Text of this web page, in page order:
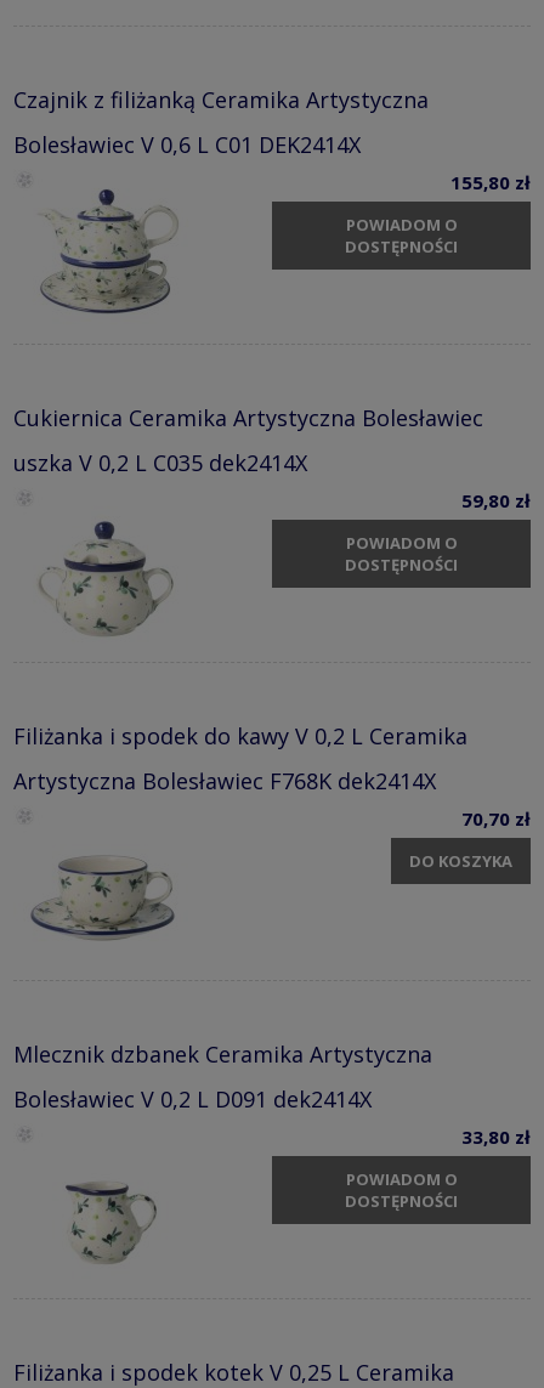
Czajnik z filiżanką Ceramika Artystyczna
Bolesławiec V 0,6 L C01 DEK2414X
155,80 zł
POWIADOM O
DOSTĘPNOŚCI
Cukiernica Ceramika Artystyczna Bolesławiec
uszka V 0,2 L C035 dek2414X
59,80 zł
POWIADOM O
DOSTĘPNOŚCI
Filiżanka i spodek do kawy V 0,2 L Ceramika
Artystyczna Bolesławiec F768K dek2414X
70,70 zł
DO KOSZYKA
Mlecznik dzbanek Ceramika Artystyczna
Bolesławiec V 0,2 L D091 dek2414X
33,80 zł
POWIADOM O
DOSTĘPNOŚCI
Filiżanka i spodek kotek V 0,25 L Ceramika